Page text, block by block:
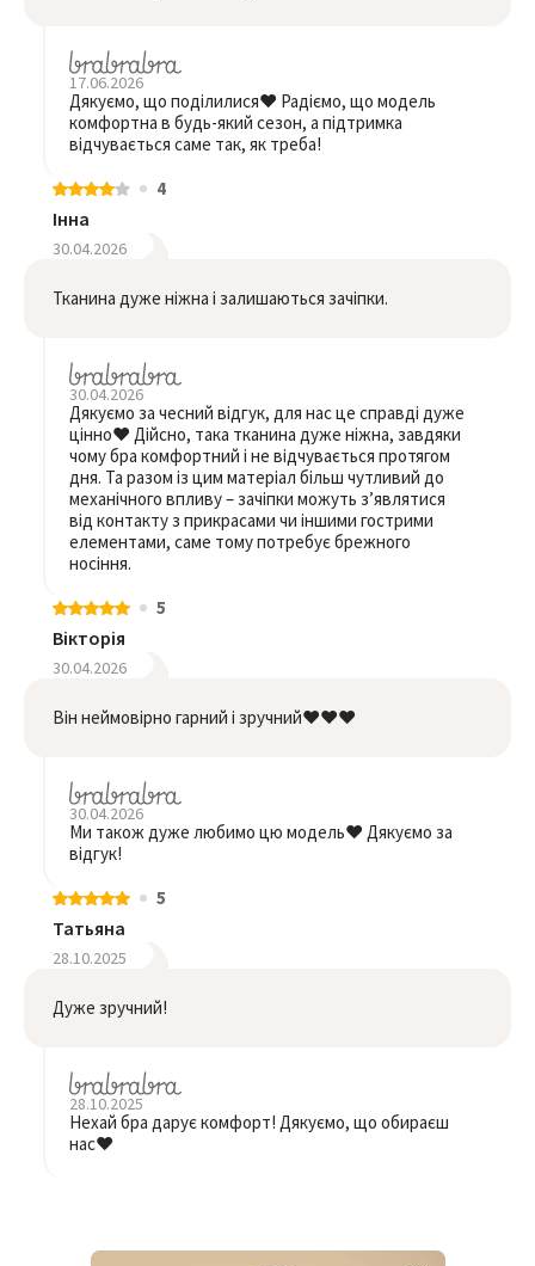
17.06.2026
Дякуємо, що поділилися❤️ Радіємо, що модель
комфортна в будь-який сезон, а підтримка
відчувається саме так, як треба!
4
Інна
30.04.2026
Тканина дуже ніжна і залишаються зачіпки.
30.04.2026
Дякуємо за чесний відгук, для нас це справді дуже
цінно❤️ Дійсно, така тканина дуже ніжна, завдяки
чому бра комфортний і не відчувається протягом
дня. Та разом із цим матеріал більш чутливий до
механічного впливу – зачіпки можуть з’являтися
від контакту з прикрасами чи іншими гострими
елементами, саме тому потребує брежного
носіння.
5
Вікторія
30.04.2026
Він неймовірно гарний і зручний❤️❤️❤️
30.04.2026
Ми також дуже любимо цю модель❤️ Дякуємо за
відгук!
5
Татьяна
28.10.2025
Дуже зручний!
28.10.2025
Нехай бра дарує комфорт! Дякуємо, що обираєш
нас❤️